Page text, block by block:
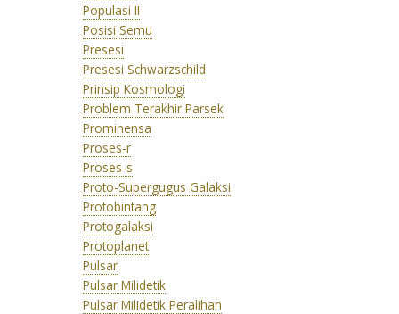
Populasi II
Posisi Semu
Presesi
Presesi Schwarzschild
Prinsip Kosmologi
Problem Terakhir Parsek
Prominensa
Proses-r
Proses-s
Proto-Supergugus Galaksi
Protobintang
Protogalaksi
Protoplanet
Pulsar
Pulsar Milidetik
Pulsar Milidetik Peralihan